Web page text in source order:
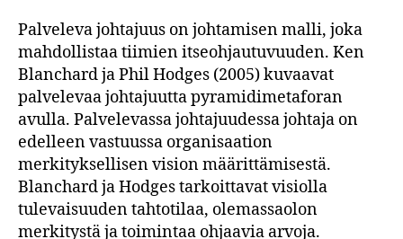
Palveleva johtajuus on johtamisen malli, joka
mahdollistaa tiimien itseohjautuvuuden. Ken
Blanchard ja Phil Hodges (2005) kuvaavat
palvelevaa johtajuutta pyramidimetaforan
avulla. Palvelevassa johtajuudessa johtaja on
edelleen vastuussa organisaation
merkityksellisen vision määrittämisestä.
Blanchard ja Hodges tarkoittavat visiolla
tulevaisuuden tahtotilaa, olemassaolon
merkitystä ja toimintaa ohjaavia arvoja.